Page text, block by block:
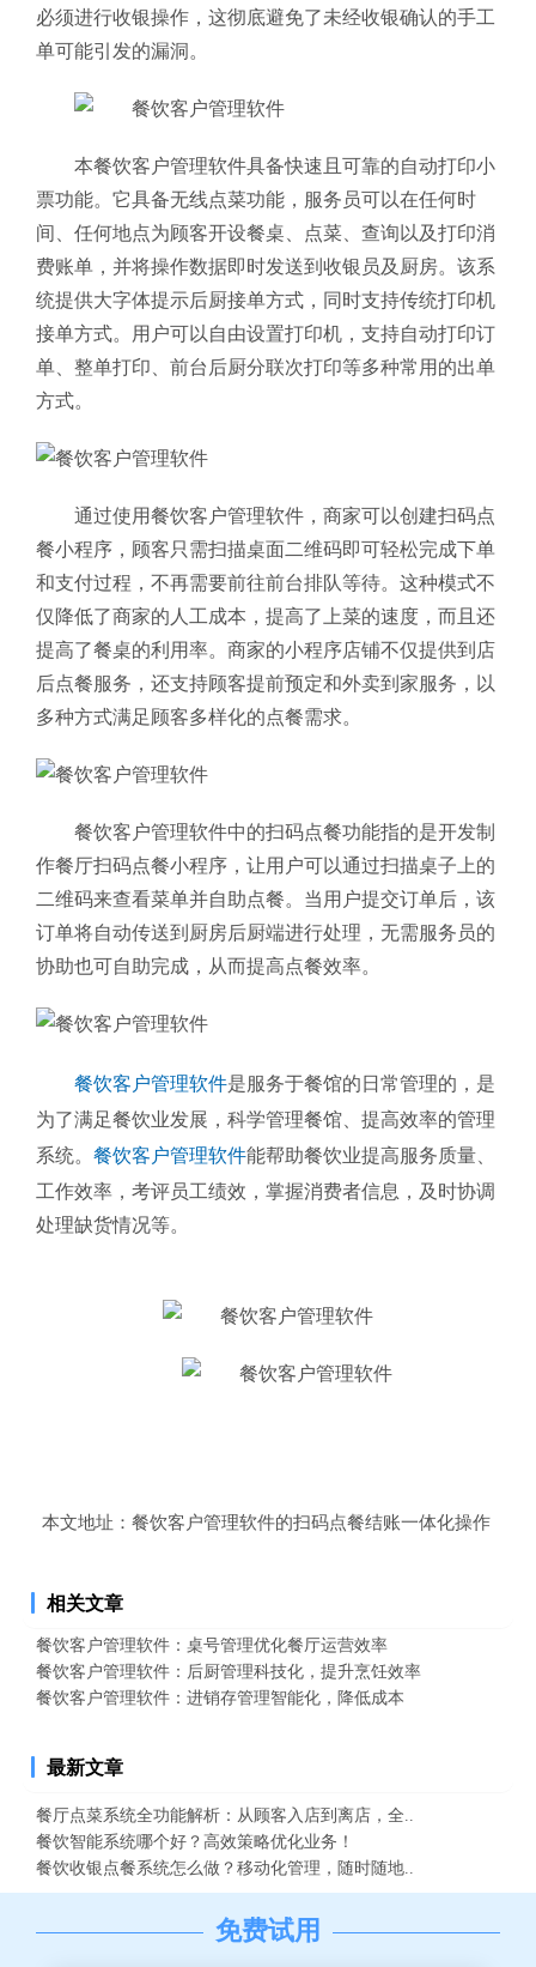
必须进行收银操作，这彻底避免了未经收银确认的手工
单可能引发的漏洞。
本餐饮客户管理软件具备快速且可靠的自动打印小
票功能。它具备无线点菜功能，服务员可以在任何时
间、任何地点为顾客开设餐桌、点菜、查询以及打印消
费账单，并将操作数据即时发送到收银员及厨房。该系
统提供大字体提示后厨接单方式，同时支持传统打印机
接单方式。用户可以自由设置打印机，支持自动打印订
单、整单打印、前台后厨分联次打印等多种常用的出单
方式。
通过使用餐饮客户管理软件，商家可以创建扫码点
餐小程序，顾客只需扫描桌面二维码即可轻松完成下单
和支付过程，不再需要前往前台排队等待。这种模式不
仅降低了商家的人工成本，提高了上菜的速度，而且还
提高了餐桌的利用率。商家的小程序店铺不仅提供到店
后点餐服务，还支持顾客提前预定和外卖到家服务，以
多种方式满足顾客多样化的点餐需求。
餐饮客户管理软件中的扫码点餐功能指的是开发制
作餐厅扫码点餐小程序，让用户可以通过扫描桌子上的
二维码来查看菜单并自助点餐。当用户提交订单后，该
订单将自动传送到厨房后厨端进行处理，无需服务员的
协助也可自助完成，从而提高点餐效率。
餐饮客户管理软件是服务于餐馆的日常管理的，是
为了满足餐饮业发展，科学管理餐馆、提高效率的管理
系统。 餐饮客户管理软件能帮助餐饮业提高服务质量、
工作效率，考评员工绩效，掌握消费者信息，及时协调
处理缺货情况等。
本文地址： 餐饮客户管理软件的扫码点餐结账一体化操作
相关文章
餐饮客户管理软件：桌号管理优化餐厅运营效率
餐饮客户管理软件：后厨管理科技化，提升烹饪效率
餐饮客户管理软件：进销存管理智能化，降低成本
最新文章
餐厅点菜系统全功能解析：从顾客入店到离店，全..
餐饮智能系统哪个好？高效策略优化业务！
餐饮收银点餐系统怎么做？移动化管理，随时随地..
免费试用